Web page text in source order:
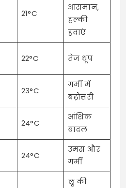
21°C
आसमान,
हल्की
हवाएं
22°C तेज धूप
23°C
गर्मी में
बढ़ोत्तरी
24°C
आंशिक
बादल
24°C
उमस और
गर्मी
लू की